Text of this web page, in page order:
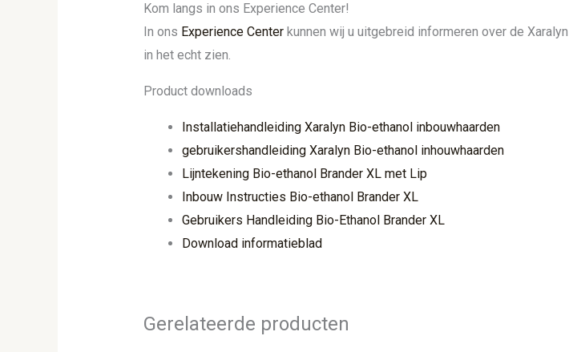
Kom langs in ons Experience Center!
In ons Experience Centerkunnen wij u uitgebreid informeren over de
in het echt zien.
Product downloads
Installatiehandleiding Xaralyn Bio-ethanol inbouwhaarden
gebruikershandleiding Xaralyn Bio-ethanol inhouwhaarden
Lijntekening Bio-ethanol Brander XL met Lip
Inbouw Instructies Bio-ethanol Brander XL
Gebruikers Handleiding Bio-Ethanol Brander XL
Download informatieblad
Gerelateerde producten